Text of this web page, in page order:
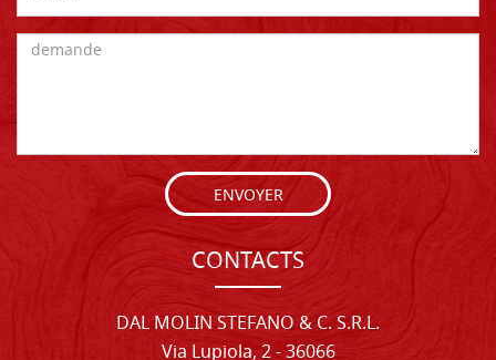
ENVOYER
CONTACTS
DAL MOLIN STEFANO & C. S.R.L.
Via Lupiola, 2 - 36066